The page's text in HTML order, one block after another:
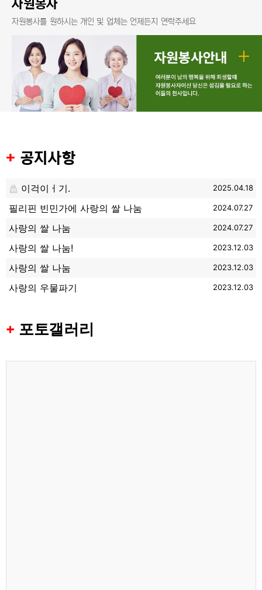
자원봉사
자원봉사를 원하시는 개인 및 업체는 언제든지 연락주세요
+ 공지사항
이걱이ㅓ기. 2025.04.18
필리핀 빈민가에 사랑의 쌀 나눔 2024.07.27
사랑의 쌀 나눔 2024.07.27
사랑의 쌀 나눔! 2023.12.03
사랑의 쌀 나눔 2023.12.03
사랑의 우물파기 2023.12.03
+ 포토갤러리